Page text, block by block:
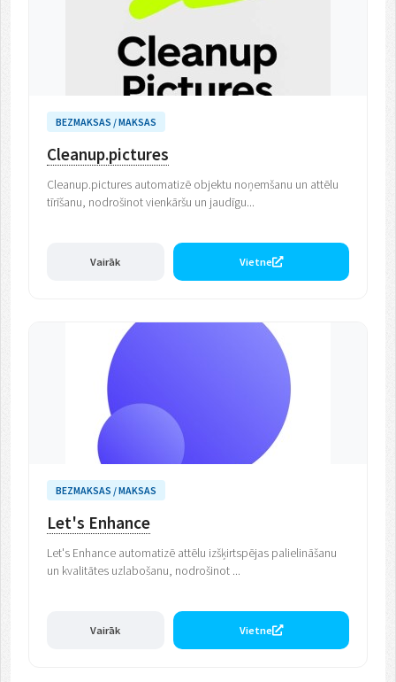
BEZMAKSAS / MAKSAS
Cleanup.pictures
Cleanup.pictures automatizē objektu noņemšanu un attēlu
tīrīšanu, nodrošinot vienkāršu un jaudīgu...
Vairāk Vietne
BEZMAKSAS / MAKSAS
Let's Enhance
Let's Enhance automatizē attēlu izšķirtspējas palielināšanu
un kvalitātes uzlabošanu, nodrošinot ...
Vairāk Vietne